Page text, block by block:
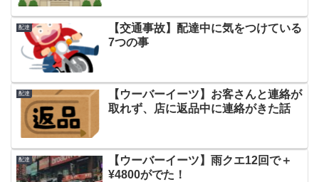
配達
【交通事故】配達中に気をつけている
7つの事
配達
【ウーバーイーツ】お客さんと連絡が
取れず、店に返品中に連絡がきた話
配達
【ウーバーイーツ】雨クエ12回で＋
¥4800がでた！